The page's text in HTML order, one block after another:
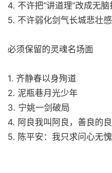
4. 不许把“讲道理”改成无脑
5. 不许弱化剑气长城悲壮感
必须保留的灵魂名场面
1. 齐静春以身殉道
2. 泥瓶巷月光少年
3. 宁姚一剑破局
4. 阿良我叫阿良，善良的良
5. 陈平安：我只求问心无愧